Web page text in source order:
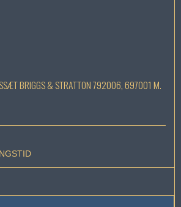
BRIGGS & STRATTON 792006, 697001 M.